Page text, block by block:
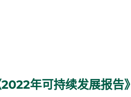
年可持续发展报告》